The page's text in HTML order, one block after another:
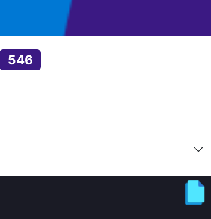
546